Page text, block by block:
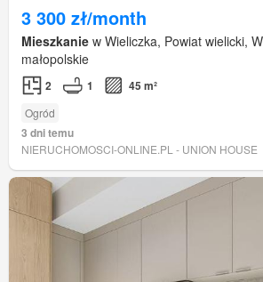
3 300 zł/month
Mieszkanie w Wieliczka, Powiat wielicki,
małopolskie
2 1 45 m²
Ogród
3 dni temu
NIERUCHOMOSCI-ONLINE.PL - UNION HOUSE